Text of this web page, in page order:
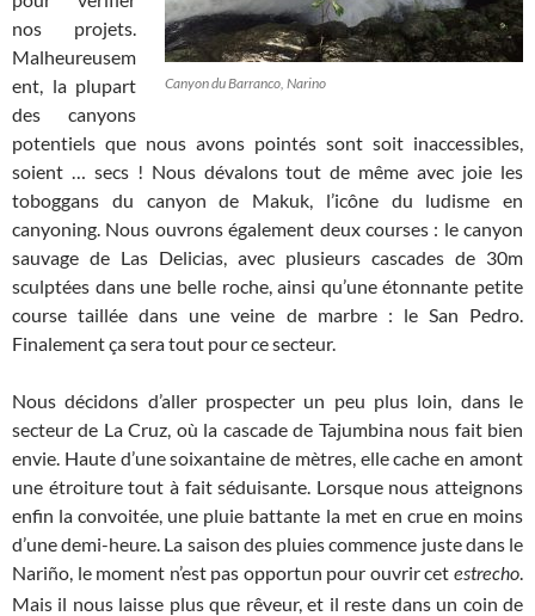
Canyon du Barranco, Narino
nos projets.
Malheureusem
ent, la plupart
des canyons
potentiels que nous avons pointés sont soit inaccessibles,
soient … secs ! Nous dévalons tout de même avec joie les
toboggans du canyon de Makuk, l’icône du ludisme en
canyoning. Nous ouvrons également deux courses : le canyon
sauvage de Las Delicias, avec plusieurs cascades de 30m
sculptées dans une belle roche, ainsi qu’une étonnante petite
course taillée dans une veine de marbre : le San Pedro.
Finalement ça sera tout pour ce secteur.
Nous décidons d’aller prospecter un peu plus loin, dans le
secteur de La Cruz, où la cascade de Tajumbina nous fait bien
envie. Haute d’une soixantaine de mètres, elle cache en amont
une étroiture tout à fait séduisante. Lorsque nous atteignons
enfin la convoitée, une pluie battante la met en crue en moins
d’une demi-heure. La saison des pluies commence juste dans le
Nariño, le moment n’est pas opportun pour ouvrir cet estrecho.
Mais il nous laisse plus que rêveur, et il reste dans un coin de